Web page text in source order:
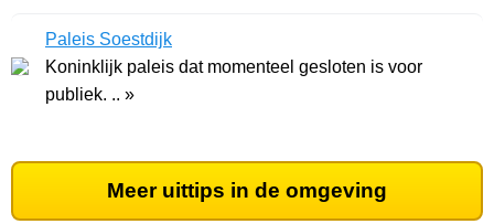
Paleis Soestdijk
Koninklijk paleis dat momenteel gesloten is voor
publiek. .. »
Meer uittips in de omgeving